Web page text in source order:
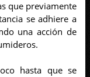
que previamente
se adhiere a
una acción de
hasta que se